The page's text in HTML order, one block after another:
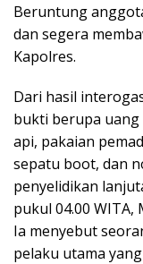
Beruntung
dan segera
Kapolres.
Dari hasil
bukti berupa
api, pakaian
sepatu boot, dan
penyelidikan
pukul 04.00
Ia menyebut
pelaku utama